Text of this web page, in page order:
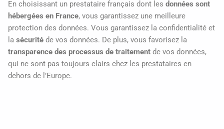
En choisissant un prestataire français dont les données sont
hébergées en France, vous garantissez une meilleure
protection des données. Vous garantissez la confidentialité et
la sécurité de vos données. De plus, vous favorisez la
transparence des processus de traitement de vos données,
qui ne sont pas toujours clairs chez les prestataires en
dehors de l’Europe.